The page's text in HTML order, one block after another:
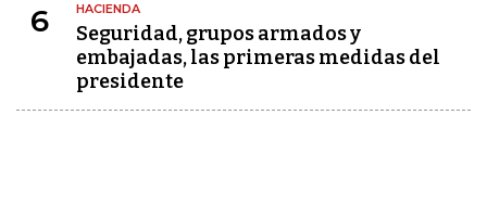
6 HACIENDA
Seguridad, grupos armados y
embajadas, las primeras medidas del
presidente